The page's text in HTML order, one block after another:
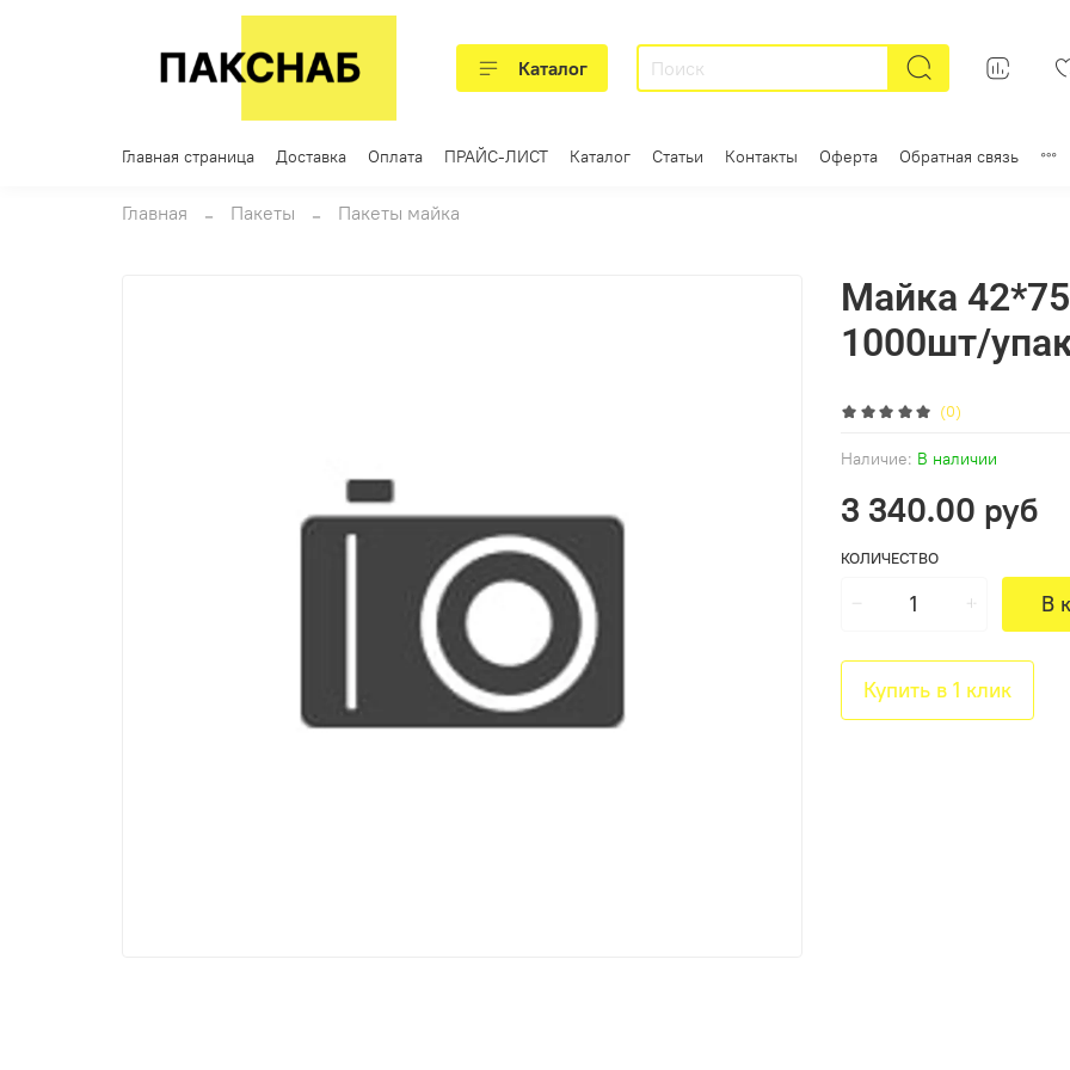
Каталог
Главная страница Доставка Оплата ПРАЙС-ЛИСТ Каталог Статьи Контакты Оферта Обратная связь
Главная Пакеты Пакеты майка
(0)
Наличие: В наличии
Майка
1000шт/
3 340.00 руб
КОЛИЧЕСТВО
В
Купить в 1 клик